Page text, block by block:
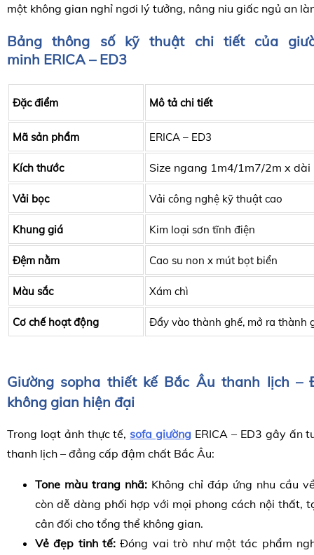
một không gian nghỉ ngơi lý tưởng, nâng niu giấc ngủ an
Bảng thông số kỹ thuật chi tiết của
minh ERICA – ED3
Đặc điểm Mô tả chi tiết
Mã sản phẩm ERICA – ED3
Kích thước Size ngang 1m4/1m7/2m x dài
Vải bọc Vải công nghệ kỹ thuật cao
Khung giá Kim loại sơn tĩnh điện
Đệm nằm Cao su non x mút bọt biển
Màu sắc Xám chì
Cơ chế hoạt động Đẩy vào thành ghế, mở ra thành
Giường sopha thiết kế Bắc Âu thanh lịch –
không gian hiện đại
Trong loạt ảnh thực tế,sofa giường ERICA – ED3 gây ấn
thanh lịch – đẳng cấp đậm chất Bắc Âu:
Tone màu trang nhã: Không chỉ đáp ứng nhu cầu
còn dễ dàng phối hợp với mọi phong cách nội thất,
cân đối cho tổng thể không gian.
Vẻ đẹp tinh tế: Đóng vai trò như một tác phẩm